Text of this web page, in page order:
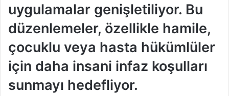
uygulamalar genişletiliyor. Bu
düzenlemeler, özellikle hamile,
çocuklu veya hasta hükümlüler
için daha insani infaz koşulları
sunmayı hedefliyor.